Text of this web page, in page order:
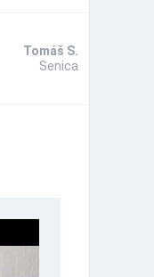
Tomáš S.
Senica